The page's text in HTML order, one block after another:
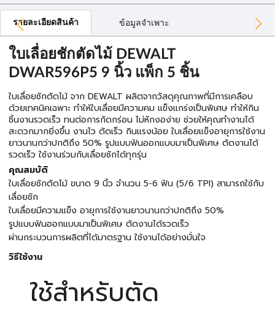
รายละเอียดสินค้า ข้อมูลจำเพาะ
ใบเลื่อยชักตัดไม้ DEWALT
DWAR596P5 9 นิ้ว แพ็ก 5 ชิ้น
ใบเลื่อยชักตัดไม้ จาก DEWALT ผลิตจากวัสดุคุณภาพที่มีการเคลือบ
ด้วยเทคนิคเฉพาะ ทำให้ใบเลื่อยมีความคม แข็งแกร่งเป็นพิเศษ ทำให้กิน
ชิ้นงานรวดเร็ว ทนต่อการกัดกร่อน ไม่หักงอง่าย ช่วยให้คุณทำงานได้
สะดวกมากยิ่งขึ้น งานไว ตัดเร็ว กินแรงน้อย ใบเลื่อยแข็งอายุการใช้งาน
ยาวนานกว่าปกติถึง 50% รูปแบบฟันออกแบบมาเป็นพิเศษ ตัดงานได้
รวดเร็ว ใช้งานร่วมกับเลื่อยชักได้ทุกรุ่น
คุณสมบัติ
ใบเลื่อยชักตัดไม้ ขนาด 9 นิ้ว จำนวน 5-6 ฟัน (5/6 TPI) สามารถใช้กับ
เลื่อยชัก
ใบเลื่อยมีความแข็ง อายุการใช้งานยาวนานกว่าปกติถึง 50%
รูปแบบฟันออกแบบมาเป็นพิเศษ ตัดงานได้รวดเร็ว
ผ่านกระบวนการผลิตที่ได้มาตรฐาน ใช้งานได้อย่างมั่นใจ
วิธีใช้งาน
ใช้สำหรับตัด